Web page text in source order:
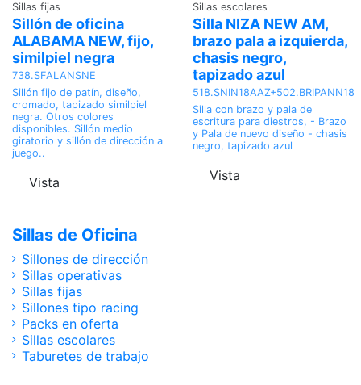
Sillas fijas
Sillón de oficina
ALABAMA NEW, fijo,
similpiel negra
738.SFALANSNE
Sillón fijo de patín, diseño,
cromado, tapizado similpiel
negra. Otros colores
disponibles. Sillón medio
giratorio y sillón de dirección a
juego..
Vista
Sillas escolares
Silla NIZA NEW AM,
brazo pala a izquierda,
chasis negro,
tapizado azul
518.SNIN18AAZ+502.BRIPANN18
Silla con brazo y pala de
escritura para diestros, - Brazo
y Pala de nuevo diseño - chasis
negro, tapizado azul
Vista
Sillas de Oficina
Sillones de dirección
Sillas operativas
Sillas fijas
Sillones tipo racing
Packs en oferta
Sillas escolares
Taburetes de trabajo